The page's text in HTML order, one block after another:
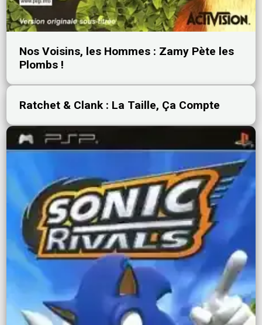
Nos Voisins, les Hommes : Zamy Pète les
Plombs !
Ratchet & Clank : La Taille, Ça Compte